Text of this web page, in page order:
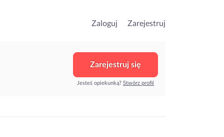
Zaloguj Zarejestruj
Zarejestruj się
Jesteś opiekunką? Stwórz profil